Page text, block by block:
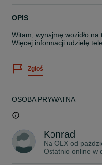
OPIS
Witam, wynajmę wozidło
Więcej informacji udzielę
Zgłoś
OSOBA PRYWATNA
Konrad
Na OLX od
Ostatnio online w